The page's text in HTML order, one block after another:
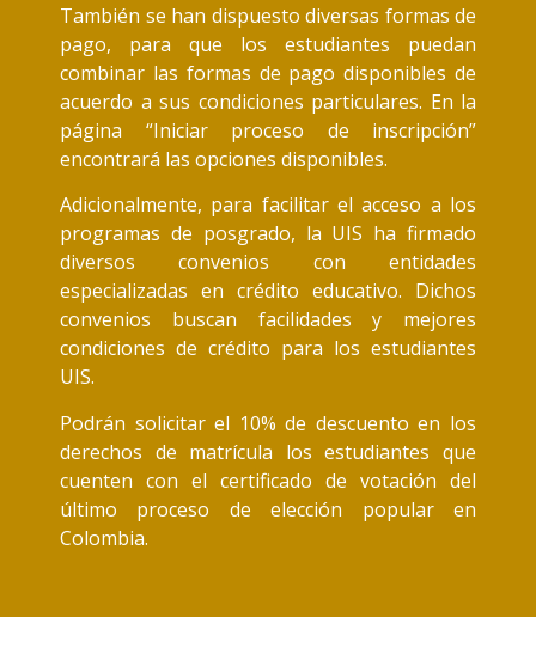
También se han dispuesto diversas formas de
pago, para que los estudiantes puedan
combinar las formas de pago disponibles de
acuerdo a sus condiciones particulares. En la
página “Iniciar proceso de inscripción”
encontrará las opciones disponibles.
Adicionalmente, para facilitar el acceso a los
programas de posgrado, la UIS ha firmado
diversos convenios con entidades
especializadas en crédito educativo. Dichos
convenios buscan facilidades y mejores
condiciones de crédito para los estudiantes
UIS.
Podrán solicitar el 10% de descuento en los
derechos de matrícula los estudiantes que
cuenten con el certificado de votación del
último proceso de elección popular en
Colombia.